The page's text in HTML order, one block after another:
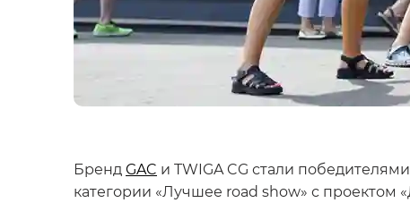
Бренд GAC и TWIGA CG стали
категории «Лучшее road show» с проектом